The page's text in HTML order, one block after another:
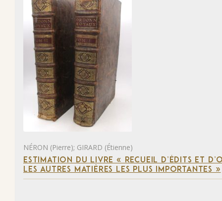
NÉRON (Pierre); GIRARD (Étienne)
ESTIMATION DU LIVRE « RECUEIL D’ÉDITS ET
LES AUTRES MATIÈRES LES PLUS IMPORTANTES »